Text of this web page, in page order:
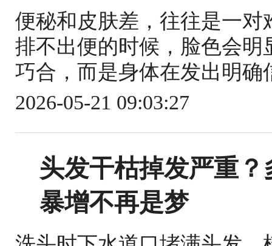
便秘和皮肤差，往往是一
排不出便的时候，脸色会
巧合，而是身体在发出明
2026-05-21 09:03:27
头发干枯掉发严重
暴增不再是梦